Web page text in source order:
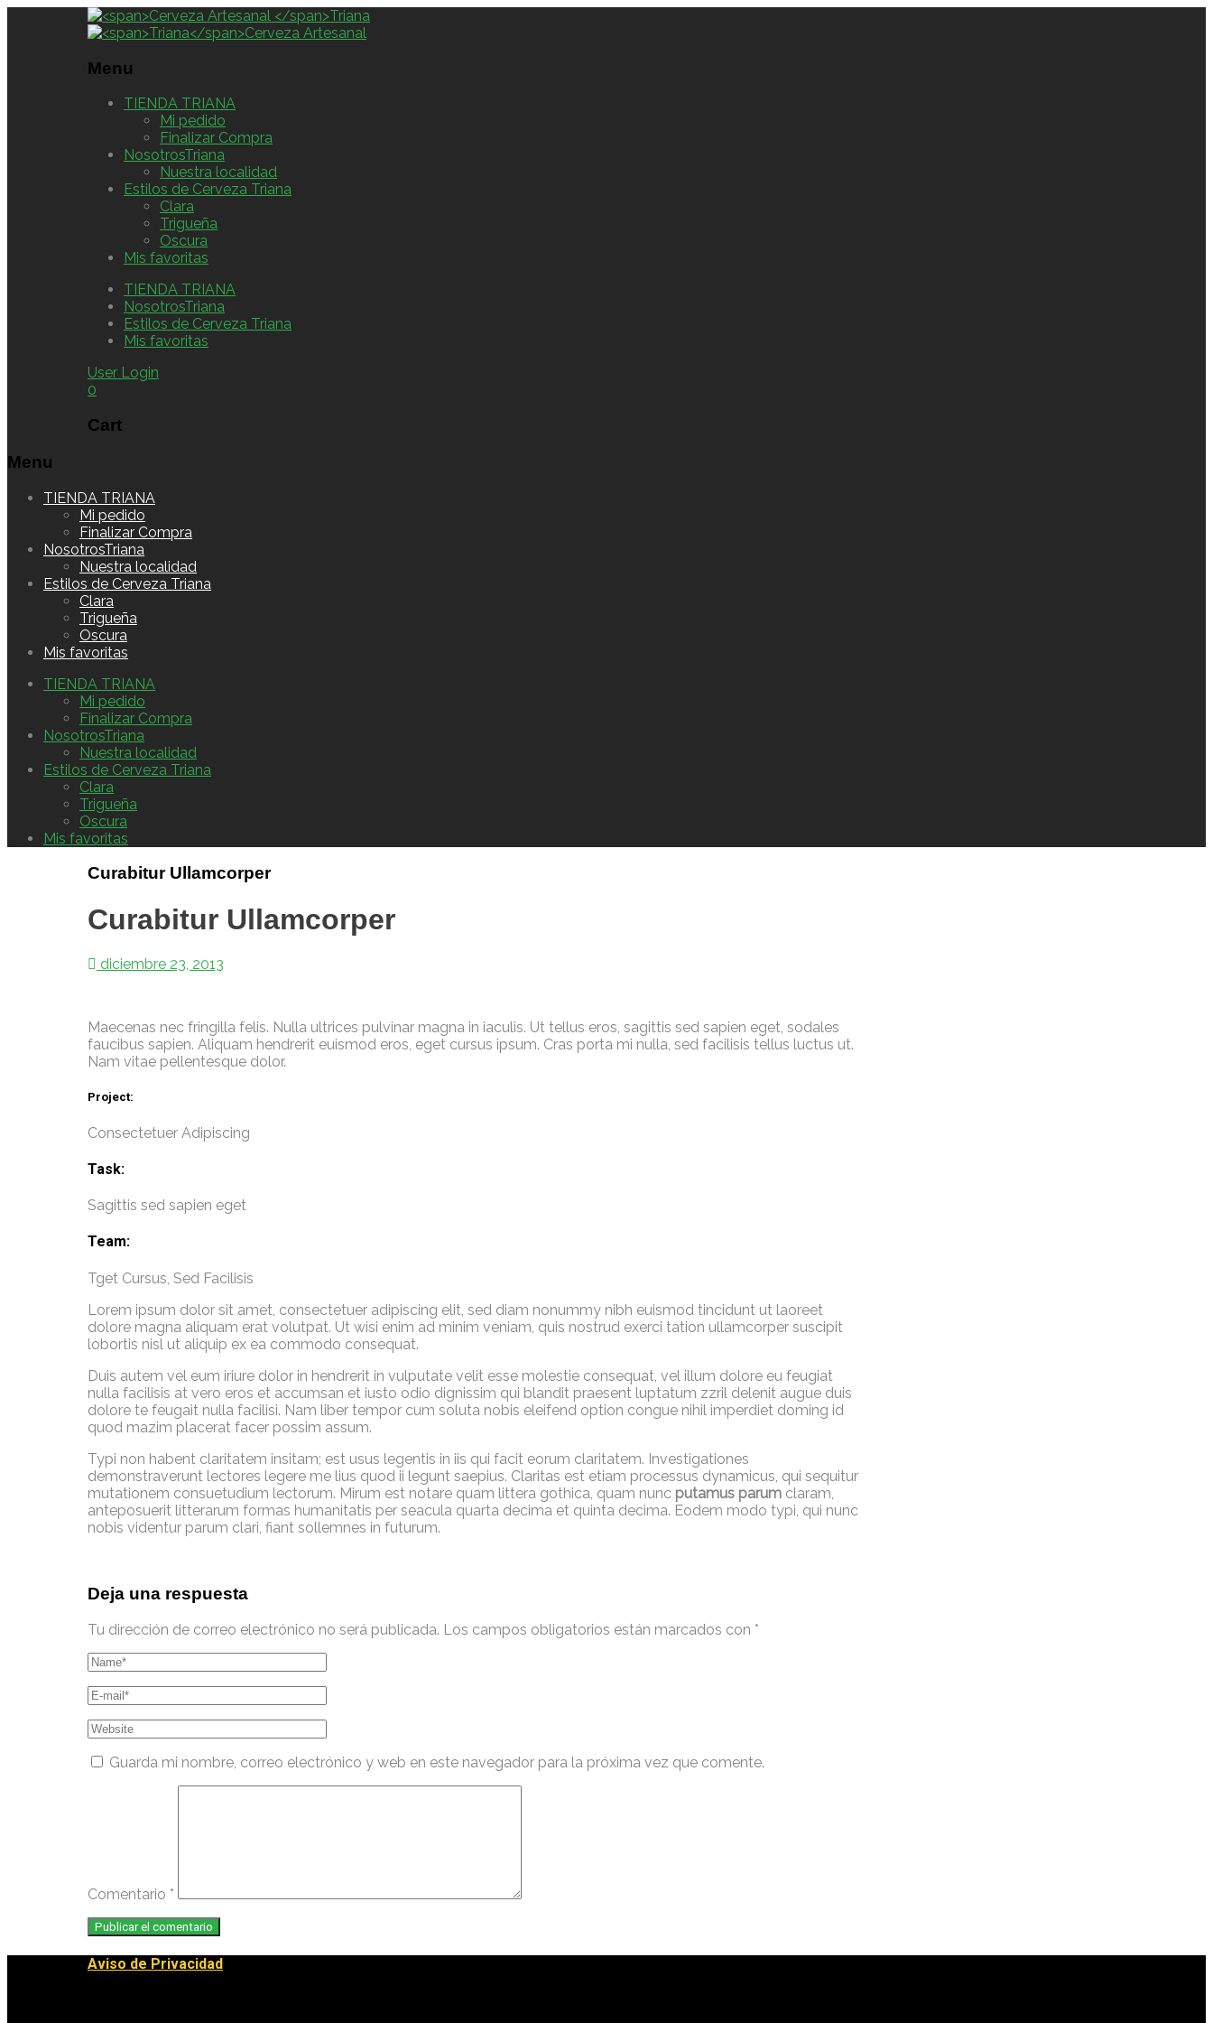
Menu
TIENDA TRIANA
Mi pedido
Finalizar Compra
NosotrosTriana
Nuestra localidad
Estilos de Cerveza Triana
Clara
Trigueña
Oscura
Mis favoritas
TIENDA TRIANA
NosotrosTriana
Estilos de Cerveza Triana
Mis favoritas
User Login
0
Cart
Menu
Skip
TIENDA TRIANA
Mi pedido
Finalizar Compra
NosotrosTriana
Nuestra localidad
Estilos de Cerveza Triana
Clara
Trigueña
Oscura
Mis favoritas
TIENDA TRIANA
Mi pedido
Finalizar Compra
NosotrosTriana
Nuestra localidad
Estilos de Cerveza Triana
Clara
Trigueña
Oscura
Mis favoritas
Curabitur Ullamcorper
Curabitur Ullamcorper
diciembre 23, 2013
Maecenas nec fringilla felis. Nulla ultrices pulvinar magna in iaculis. Ut tellus eros, sagittis sed sapien eget, sodales
faucibus sapien. Aliquam hendrerit euismod eros, eget cursus ipsum. Cras porta mi nulla, sed facilisis tellus luctus ut.
Nam vitae pellentesque dolor.
Project:
Consectetuer Adipiscing
Task:
Sagittis sed sapien eget
Team:
Tget Cursus, Sed Facilisis
Lorem ipsum dolor sit amet, consectetuer adipiscing elit, sed diam nonummy nibh euismod tincidunt ut laoreet
dolore magna aliquam erat volutpat. Ut wisi enim ad minim veniam, quis nostrud exerci tation ullamcorper suscipit
lobortis nisl ut aliquip ex ea commodo consequat.
Duis autem vel eum iriure dolor in hendrerit in vulputate velit esse molestie consequat, vel illum dolore eu feugiat
nulla facilisis at vero eros et accumsan et iusto odio dignissim qui blandit praesent luptatum zzril delenit augue duis
dolore te feugait nulla facilisi. Nam liber tempor cum soluta nobis eleifend option congue nihil imperdiet doming id
quod mazim placerat facer possim assum.
Typi non habent claritatem insitam; est usus legentis in iis qui facit eorum claritatem. Investigationes
demonstraverunt lectores legere me lius quod ii legunt saepius. Claritas est etiam processus dynamicus, qui sequitur
mutationem consuetudium lectorum. Mirum est notare quam littera gothica, quam nunc putamus parum claram,
anteposuerit litterarum formas humanitatis per seacula quarta decima et quinta decima. Eodem modo typi, qui nunc
nobis videntur parum clari, fiant sollemnes in futurum.
Deja una respuesta
Tu dirección de correo electrónico no será publicada. Los campos obligatorios están marcados con *
Guarda mi nombre, correo electrónico y web en este navegador para la próxima vez que comente.
Comentario *
Aviso de Privacidad